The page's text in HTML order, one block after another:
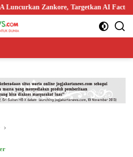
Zankore, Targetkan AI Factory 1 GW